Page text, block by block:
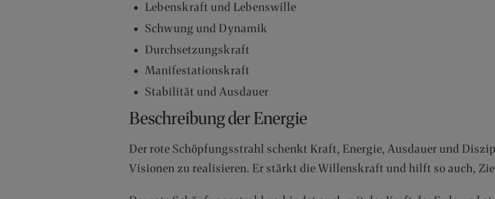
Lebenskraft und Lebenswille
Schwung und Dynamik
Durchsetzungskraft
Manifestationskraft
Stabilität und Ausdauer
Beschreibung der Energie
Der rote Schöpfungsstrahl schenkt Kraft, Energie, Ausdauer und
Visionen zu realisieren. Er stärkt die Willenskraft und hilft so auch,